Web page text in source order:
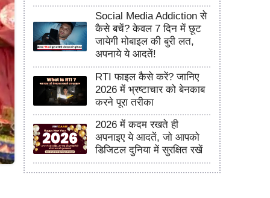
Social Media Addiction से
कैसे बचें? केवल 7 दिन में छूट
जायेगी मोबाइल की बुरी लत,
अपनाये ये आदतें!
RTI फाइल कैसे करें? जानिए
2026 में भ्रष्टाचार को बेनकाब
करने पूरा तरीका
2026 में कदम रखते ही
अपनाइए ये आदतें, जो आपको
डिजिटल दुनिया में सुरक्षित रखें